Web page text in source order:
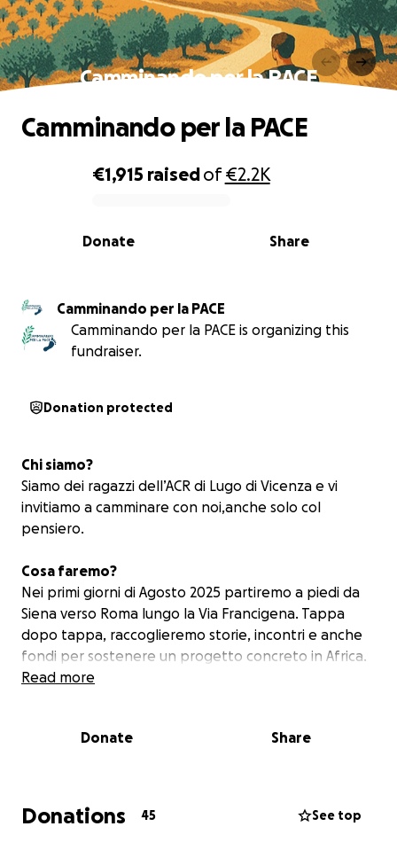
Camminando per la PACE
0% complete
€1,915 raisedof€2.2K
Share
Donate
Camminando per la PACE
Camminando per la PACE
Camminando per la PACE is organizing this
fundraiser.
Donation protected
Chi siamo?
Siamo dei ragazzi dell’ACR di Lugo di Vicenza e vi
invitiamo a camminare con noi,anche solo col
pensiero.
Cosa faremo?
Nei primi giorni di Agosto 2025 partiremo a piedi da
Siena verso Roma lungo la Via Francigena. Tappa
dopo tappa, raccoglieremo storie, incontri e anche
fondi per sostenere un progetto concreto in Africa.
Giovanni Battista a favore dell’impegno di Marco
condizioni di vulnerabilità. Il suo centro e la sua
missione sono un luogo di ascolto, accoglienza e
Read more
Donate Share
Donations 45 See top